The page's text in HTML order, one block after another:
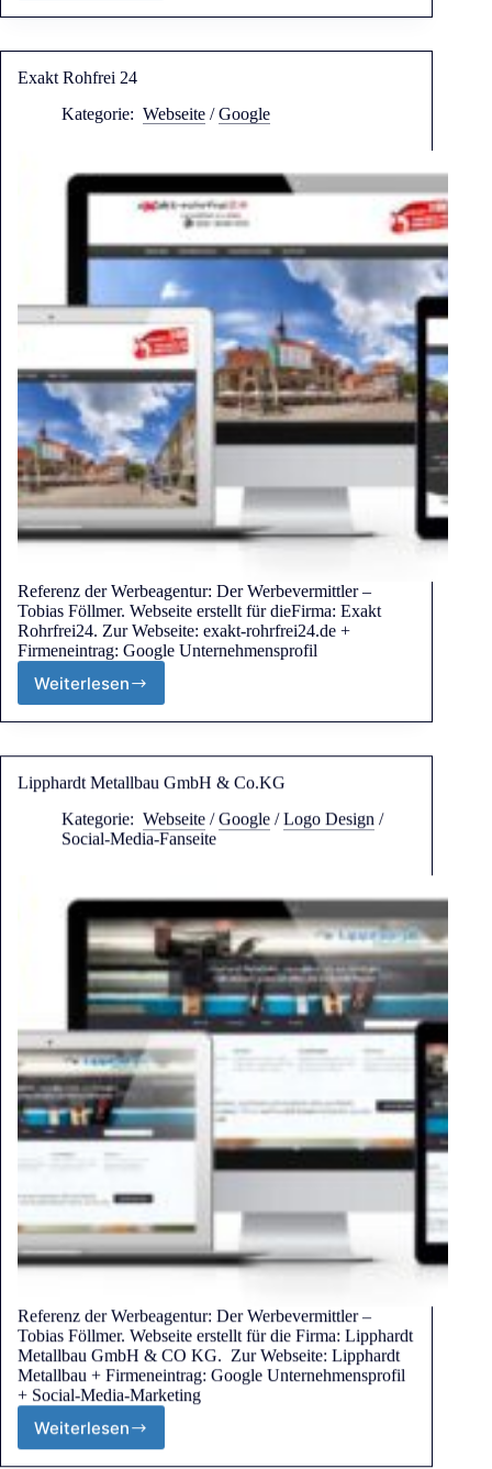
Exakt Rohfrei 24
Kategorie: Webseite /Google
Referenz der Werbeagentur: Der Werbevermittler –
Tobias Föllmer. Webseite erstellt für dieFirma: Exakt
Rohrfrei24. Zur Webseite: exakt-rohrfrei24.de +
Firmeneintrag: Google Unternehmensprofil
Weiterlesen
Lipphardt Metallbau GmbH & Co.KG
Kategorie: Webseite /Google /Logo Design /
Social-Media-Fanseite
Referenz der Werbeagentur: Der Werbevermittler –
Tobias Föllmer. Webseite erstellt für die Firma: Lipphardt
Metallbau GmbH & CO KG. Zur Webseite: Lipphardt
Metallbau + Firmeneintrag: Google Unternehmensprofil
+ Social-Media-Marketing
Weiterlesen